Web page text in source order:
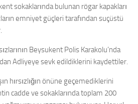
sokaklarında bulunan rögar kapakları
emniyet güçleri tarafından suçüstü
Beysukent Polis Karakolu’nda
Adliyeye sevk edildiklerini kaydettiler.
hırsızlığın önüne geçemediklerini
cadde ve sokaklarında toplam 200